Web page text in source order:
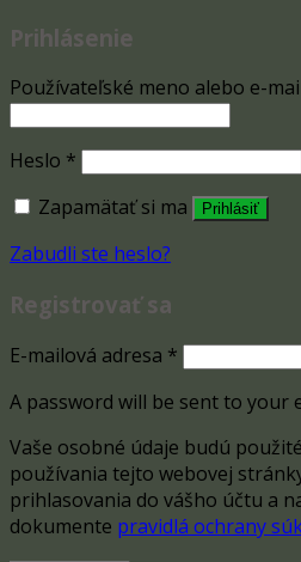
Prihlásenie
Používateľské meno alebo e-
Heslo *
Zapamätať si ma
Prihlásiť
Zabudli ste heslo?
Registrovať sa
E-mailová adresa *
A password will be sent to your
Vaše osobné údaje budú
používania tejto webovej
prihlasovania do vášho účtu a
dokumente pravidlá ochrany